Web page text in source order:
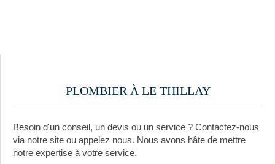
PLOMBIER À LE THILLAY
Besoin d'un conseil, un devis ou un service ? Contactez-nous
via notre site ou appelez nous. Nous avons hâte de mettre
notre expertise à votre service.